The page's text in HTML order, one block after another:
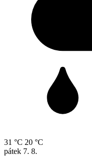
31 °C 20 °C
pátek 7. 8.